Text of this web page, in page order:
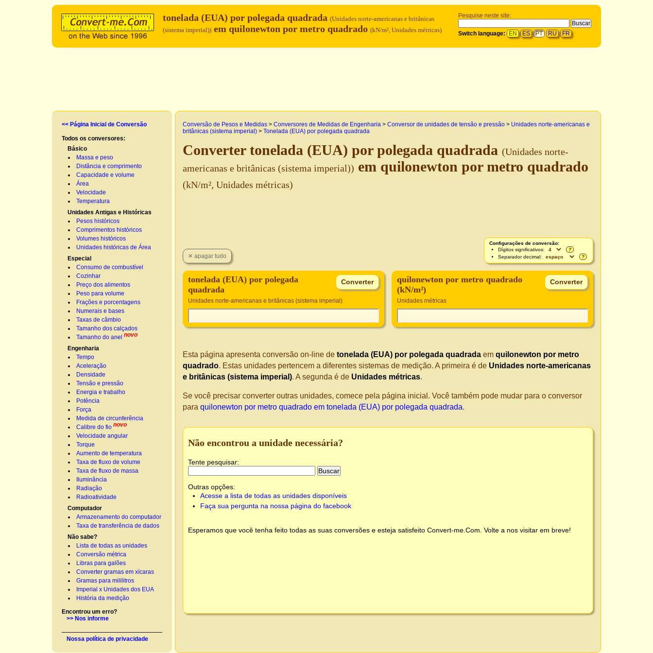
Pesquise neste site:
Switch language: EN ES PT RU FR
tonelada (EUA) por polegada quadrada (Unidades norte-americanas e britânicas
(sistema imperial)) em quilonewton por metro quadrado (kN/m², Unidades métricas)
<< Página Inicial de Conversão
Todos os conversores:
Básico
Massa e peso
Distância e comprimento
Capacidade e volume
Área
Velocidade
Temperatura
Unidades Antigas e Históricas
Pesos históricos
Comprimentos históricos
Volumes históricos
Unidades históricas de Área
Especial
Consumo de combustível
Cozinhar
Preço dos alimentos
Peso para volume
Frações e porcentagens
Numerais e bases
Taxas de câmbio
Tamanho dos calçados
Tamanho do anel novo
Engenharia
Tempo
Aceleração
Densidade
Tensão e pressão
Energia e trabalho
Potência
Força
Medida de circunferência
Calibre do fio novo
Velocidade angular
Torque
Aumento de temperatura
Taxa de fluxo de volume
Taxa de fluxo de massa
Iluminância
Radiação
Radioatividade
Computador
Armazenamento do computador
Taxa de transferência de dados
Não sabe?
Lista de todas as unidades
Conversão métrica
Libras para galões
Converter gramas em xícaras
Gramas para mililitros
Imperial x Unidades dos EUA
História da medição
Encontrou um erro?
>> Nos informe
Nossa política de privacidade
Conversão de Pesos e Medidas > Conversores de Medidas de Engenharia > Conversor de unidades de tensão e pressão > Unidades norte-americanas e
britânicas (sistema imperial) > Tonelada (EUA) por polegada quadrada
Converter tonelada (EUA) por polegada quadrada (Unidades norte-
americanas e britânicas (sistema imperial)) em quilonewton por metro quadrado
(kN/m², Unidades métricas)
Configurações de conversão:
Dígitos significativos:
?
Separador decimal:
?
tonelada (EUA) por polegada
quadrada
Unidades norte-americanas e britânicas (sistema imperial)
quilonewton por metro quadrado
(kN/m²)
Unidades métricas
Esta página apresenta conversão on-line de tonelada (EUA) por polegada quadrada em quilonewton por metro
quadrado. Estas unidades pertencem a diferentes sistemas de medição. A primeira é de Unidades norte-americanas
e britânicas (sistema imperial). A segunda é de Unidades métricas.
Se você precisar converter outras unidades, comece pela página inicial. Você também pode mudar para o conversor
para quilonewton por metro quadrado em tonelada (EUA) por polegada quadrada.
Não encontrou a unidade necessária?
Tente pesquisar:
Outras opções:
Acesse a lista de todas as unidades disponíveis
Faça sua pergunta na nossa página do facebook
Esperamos que você tenha feito todas as suas conversões e esteja satisfeito Convert-me.Com . Volte a nos visitar em breve!